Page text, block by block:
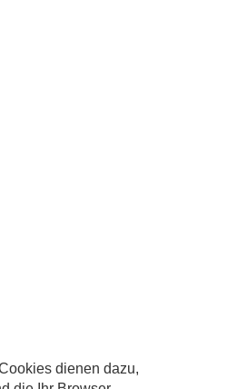
dienen dazu,